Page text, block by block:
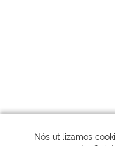
Nós utilizamos